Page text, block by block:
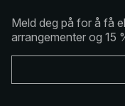
Meld deg på for å få
arrangementer og 15